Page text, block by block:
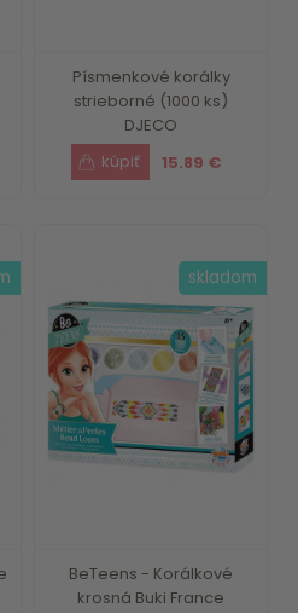
Písmenkové korálky
strieborné (1000 ks)
DJECO
15.89 €
BeTeens - Korálkové
krosná Buki France
skladom